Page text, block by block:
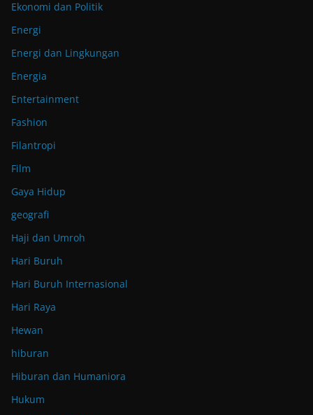
Ekonomi dan Politik
Energi
Energi dan Lingkungan
Energia
Entertainment
Fashion
Filantropi
Film
Gaya Hidup
geografi
Haji dan Umroh
Hari Buruh
Hari Buruh Internasional
Hari Raya
Hewan
hiburan
Hiburan dan Humaniora
Hukum